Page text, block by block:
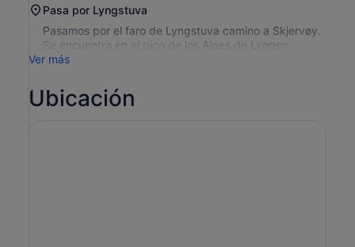
Pasa por Lyngstuva
Pasamos por el faro de Lyngstuva camino a Skjervøy.
Se encuentra en el pico de los Alpes de Lyngen
Ver más
Ubicación